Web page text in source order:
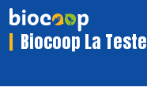
Biocoop La Teste